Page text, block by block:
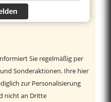
Sie regelmäßig per
Sonderaktionen. Ihre hier
zur Personalisierung
nicht an Dritte